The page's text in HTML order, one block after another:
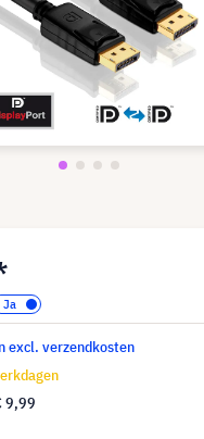
excl. verzendkosten
9,99